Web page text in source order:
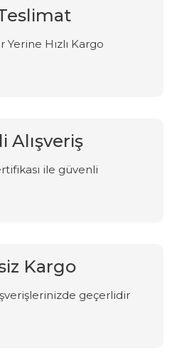
Teslimat
Hızlı Kargo
Alışveriş
ile güvenli
Kargo
geçerlidir